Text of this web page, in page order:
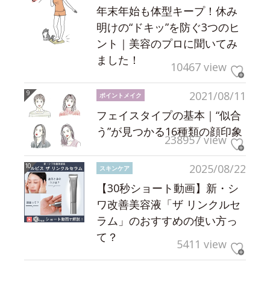
年末年始も体型キープ！休み
明けの“ドキッ”を防ぐ3つのヒ
ント｜美容のプロに聞いてみ
ました！
10467 view
2021/08/11
ポイントメイク
フェイスタイプの基本｜“似合
う”が見つかる16種類の顔印象
238957 view
2025/08/22
スキンケア
【30秒ショート動画】新・シ
ワ改善美容液「ザ リンクルセ
ラム」のおすすめの使い方っ
て？
5411 view